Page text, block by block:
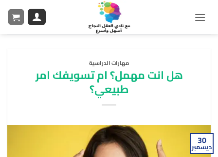
مهارات الدراسية
هل انت مهمل؟ ام تسويفك امر
طبيعي؟
30
ديسمبر